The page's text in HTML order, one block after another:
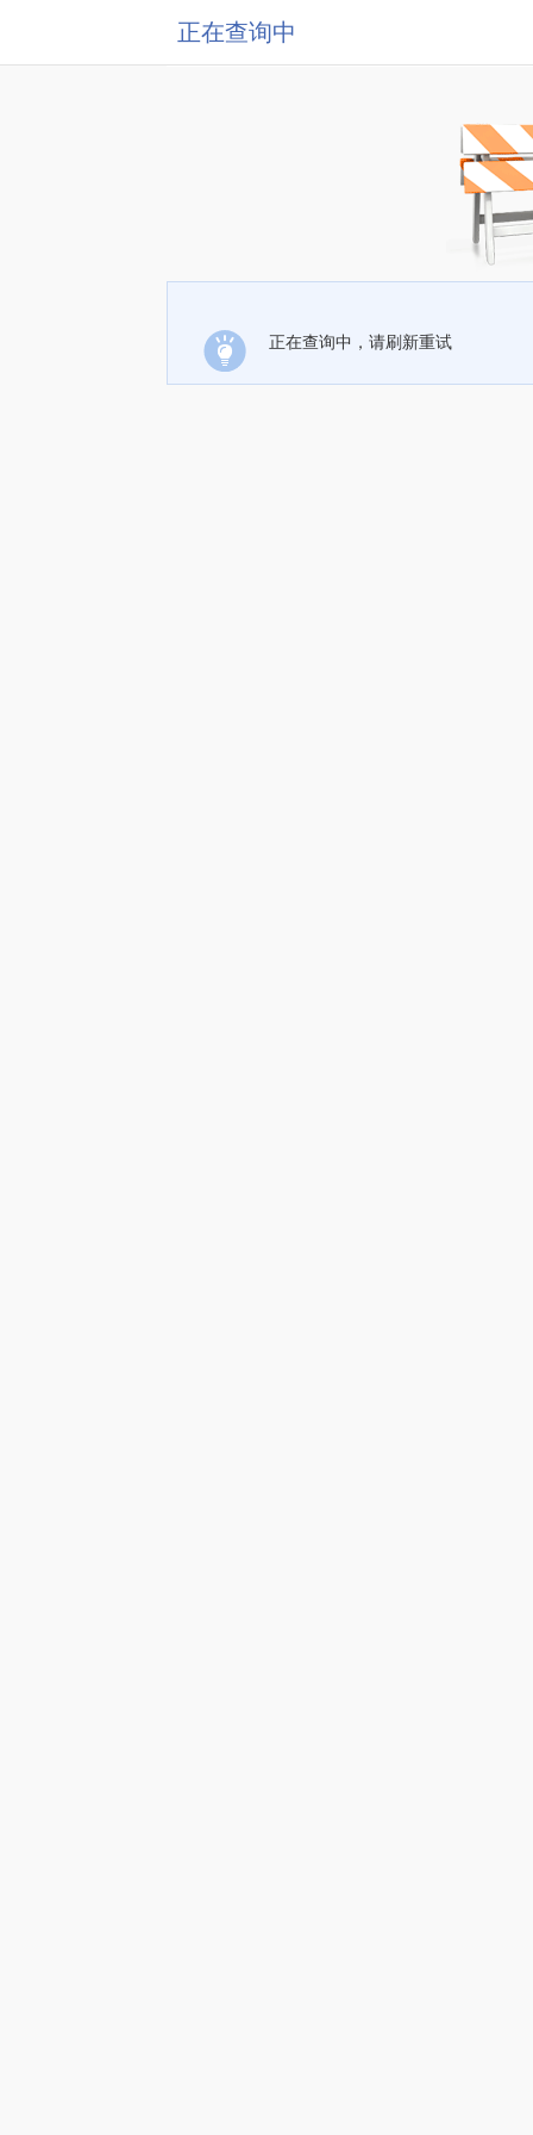
正在查询中
正在查询中，请刷新重试